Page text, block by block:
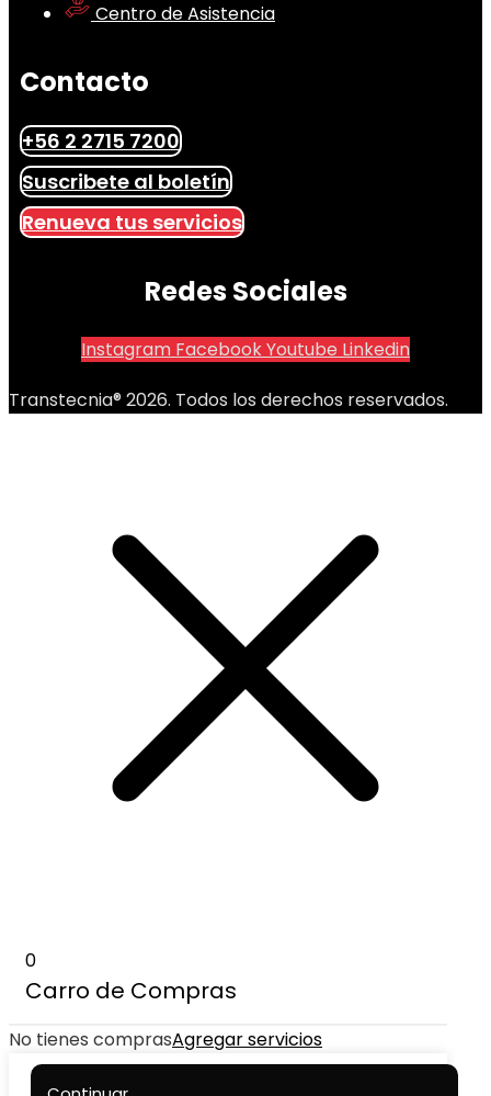
Centro de Asistencia
Contacto
+56 2 2715 7200
Suscribete al boletín
Renueva tus servicios
Redes Sociales
Instagram FacebookYoutube Linkedin
Transtecnia® 2026. Todos los derechos reservados.
0
Carro de Compras
No tienes comprasAgregar servicios